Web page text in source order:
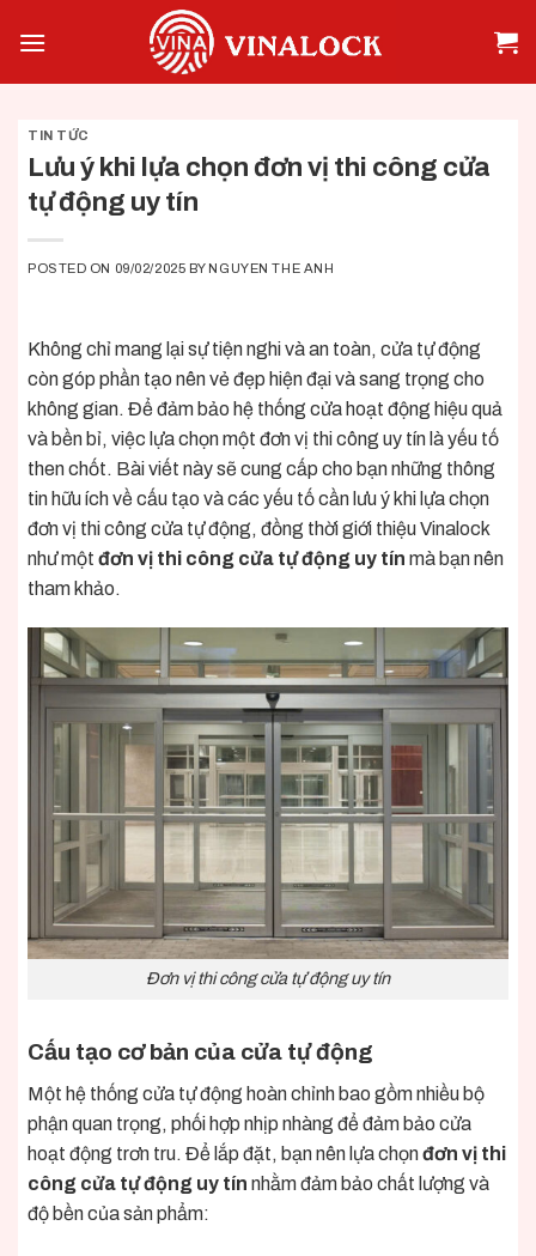
TIN TỨC
Lưu ý khi lựa chọn đơn vị thi công cửa
tự động uy tín
POSTED ON 09/02/2025 BY NGUYEN THE ANH
Không chỉ mang lại sự tiện nghi và an toàn, cửa tự động
còn góp phần tạo nên vẻ đẹp hiện đại và sang trọng cho
không gian. Để đảm bảo hệ thống cửa hoạt động hiệu quả
và bền bỉ, việc lựa chọn một đơn vị thi công uy tín là yếu tố
then chốt. Bài viết này sẽ cung cấp cho bạn những thông
tin hữu ích về cấu tạo và các yếu tố cần lưu ý khi lựa chọn
đơn vị thi công cửa tự động, đồng thời giới thiệuVinalock
như một đơn vị thi công cửa tự động uy tín mà bạn nên
tham khảo.
Đơn vị thi công cửa tự động uy tín
Cấu tạo cơ bản của cửa tự động
Một hệ thống cửa tự động hoàn chỉnh bao gồm nhiều bộ
phận quan trọng, phối hợp nhịp nhàng để đảm bảo cửa
hoạt động trơn tru. Để lắp đặt, bạn nên lựa chọnđơn vị thi
công cửa tự động uy tín nhằm đảm bảo chất lượng và
độ bền của sản phẩm: